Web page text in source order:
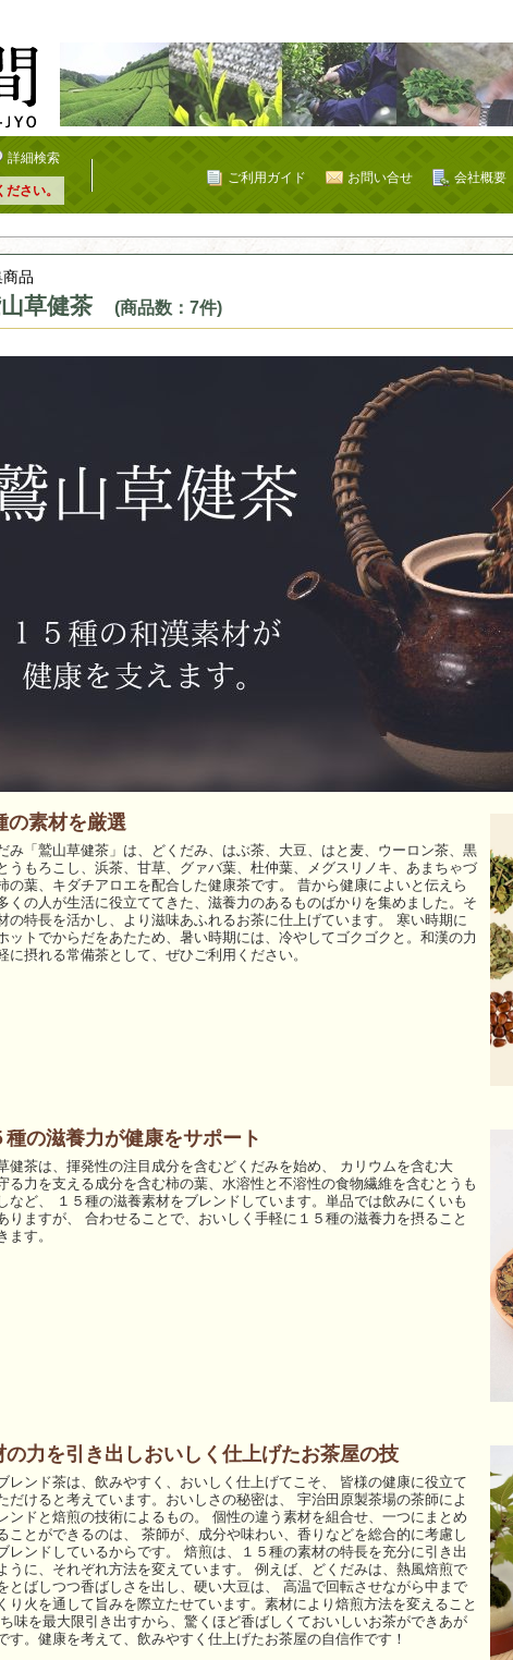
詳細検索
さい。
会社概要
お問い合せ
ご利用ガイド
品
草健茶 (商品数：7件)
の素材を厳選
み「鷲山草健茶」は、どくだみ、はぶ茶、大豆、はと麦、ウーロン茶、黒
うもろこし、浜茶、甘草、グァバ葉、杜仲葉、メグスリノキ、あまちゃづ
の葉、キダチアロエを配合した健康茶です。 昔から健康によいと伝えら
くの人が生活に役立ててきた、滋養力のあるものばかりを集めました。そ
の特長を活かし、より滋味あふれるお茶に仕上げています。 寒い時期に
ットでからだをあたため、暑い時期には、冷やしてゴクゴクと。和漢の力
に摂れる常備茶として、ぜひご利用ください。
種の滋養力が健康をサポート
健茶は、揮発性の注目成分を含むどくだみを始め、 カリウムを含む大
る力を支える成分を含む柿の葉、水溶性と不溶性の食物繊維を含むとうも
など、 １５種の滋養素材をブレンドしています。単品では飲みにくいも
りますが、 合わせることで、おいしく手軽に１５種の滋養力を摂ること
ます。
の力を引き出しおいしく仕上げたお茶屋の技
レンド茶は、飲みやすく、おいしく仕上げてこそ、 皆様の健康に役立て
だけると考えています。おいしさの秘密は、 宇治田原製茶場の茶師によ
ンドと焙煎の技術によるもの。 個性の違う素材を組合せ、一つにまとめ
ことができるのは、 茶師が、成分や味わい、香りなどを総合的に考慮し
レンドしているからです。 焙煎は、１５種の素材の特長を充分に引き出
うに、それぞれ方法を変えています。 例えば、どくだみは、熱風焙煎で
とばしつつ香ばしさを出し、硬い大豆は、 高温で回転させながら中まで
り火を通して旨みを際立たせています。素材により焙煎方法を変えること
味を最大限引き出すから、驚くほど香ばしくておいしいお茶ができあが
す。健康を考えて、飲みやすく仕上げたお茶屋の自信作です！